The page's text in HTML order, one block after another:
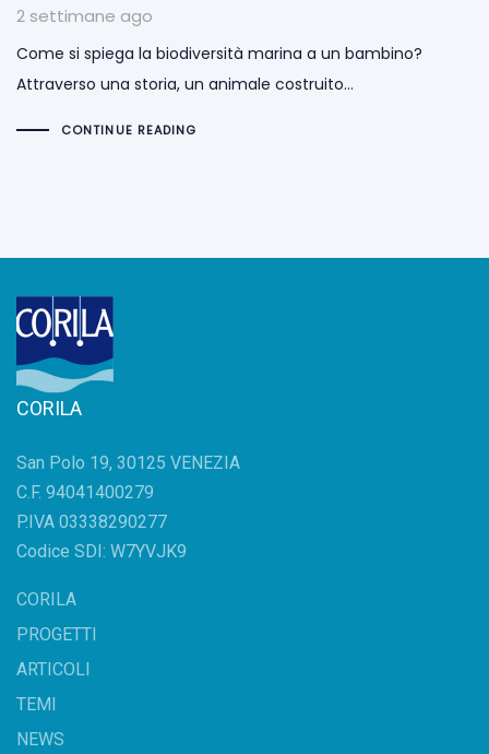
2 settimane ago
Come si spiega la biodiversità marina a un bambino?
Attraverso una storia, un animale costruito…
CONTINUE READING
CORILA
San Polo 19, 30125 VENEZIA
C.F. 94041400279
P.IVA 03338290277
Codice SDI: W7YVJK9
CORILA
PROGETTI
ARTICOLI
TEMI
NEWS